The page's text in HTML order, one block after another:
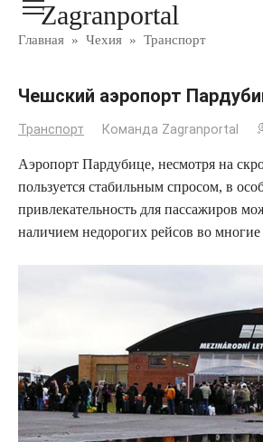
ПерейтиZagranportal
Главная » Чехия » Транспорт
Чешский аэропорт
Транспорт Команда Zagranportal
Аэропорт Пардубице, несмотря на
пользуется стабильным спросом, в
привлекательность для пассажиров
наличием недорогих рейсов во